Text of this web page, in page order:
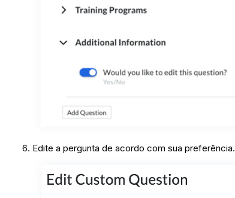
Edite a pergunta de acordo com sua preferência.